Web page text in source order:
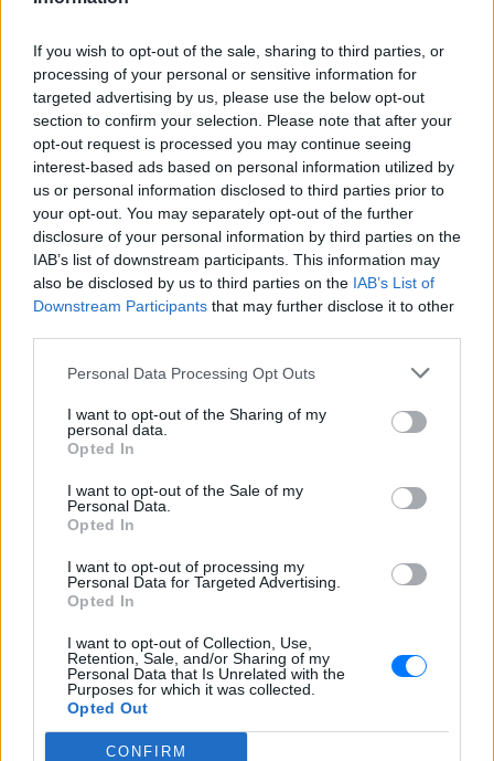
If you wish to opt-out of the sale, sharing to third parties, or
processing of your personal or sensitive information for
targeted advertising by us, please use the below opt-out
section to confirm your selection. Please note that after your
opt-out request is processed you may continue seeing
interest-based ads based on personal information utilized by
us or personal information disclosed to third parties prior to
your opt-out. You may separately opt-out of the further
disclosure of your personal information by third parties on the
IAB’s list of downstream participants. This information may
also be disclosed by us to third parties on the IAB’s List of
Downstream Participants that may further disclose it to other
Personal Data Processing Opt Outs
I want to opt-out of the Sharing of my
personal data.
Opted In
I want to opt-out of the Sale of my
Personal Data.
Opted In
I want to opt-out of processing my
Personal Data for Targeted Advertising.
Opted In
I want to opt-out of Collection, Use,
Retention, Sale, and/or Sharing of my
Personal Data that Is Unrelated with the
Purposes for which it was collected.
Opted Out
CONFIRM
ΔΕΙΤΕ ΕΠΙΣΗΣ
ΣΤΗΝ ΙΔΙΑ ΚΑΤΗΓΟΡΙΑ
4χρονος στην Πάρο:
Ανθρωποκτονία από αμέλεια
στο beach bar ‑ Τι έδειξε η
έρευνα
ΠΡΙΝ 9 ΏΡΕΣ
Γονείς και ιδιοκτήτης του beach bar στη
φημισμένη παραλία της Πάρου
αντιμετωπίζουν κατηγορίες μετά τον
πνιγμό του μικρού παιδιού σε πισίνα - ο
ναυαγοσώστης, παραπέμπεται στον
εισαγγελέα
Τροχαίο στη λεωφόρο
Δύο αστυνομικοί τραυματίες
Λαγονήσι, κοντά στην παραλία Πεύκο - το
ενοικιαζόμενο όχημα επέβαιναν τέσσερα
Τουρισμός για Όλους
2026‑2027: Ποια ΑΦΜ
υποβάλλουν αιτήσεις σήμερα
(9/8) – Όλα όσα πρέπει να